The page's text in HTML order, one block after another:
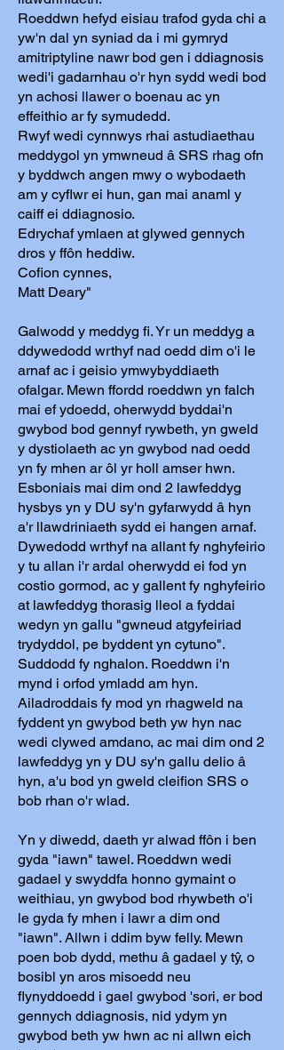
Roeddwn hefyd eisiau trafod gyda chi a
yw'n dal yn syniad da i mi gymryd
amitriptyline nawr bod gen i ddiagnosis
wedi'i gadarnhau o'r hyn sydd wedi bod
yn achosi llawer o boenau ac yn
effeithio ar fy symudedd.
Rwyf wedi cynnwys rhai astudiaethau
meddygol yn ymwneud â SRS rhag ofn
y byddwch angen mwy o wybodaeth
am y cyflwr ei hun, gan mai anaml y
caiff ei ddiagnosio.
Edrychaf ymlaen at glywed gennych
dros y ffôn heddiw.
Cofion cynnes,
Matt Deary"
Galwodd y meddyg fi. Yr un meddyg a
ddywedodd wrthyf nad oedd dim o'i le
arnaf ac i geisio ymwybyddiaeth
ofalgar. Mewn ffordd roeddwn yn falch
mai ef ydoedd, oherwydd byddai'n
gwybod bod gennyf rywbeth, yn gweld
y dystiolaeth ac yn gwybod nad oedd
yn fy mhen ar ôl yr holl amser hwn.
Esboniais mai dim ond 2 lawfeddyg
hysbys yn y DU sy'n gyfarwydd â hyn
a'r llawdriniaeth sydd ei hangen arnaf.
Dywedodd wrthyf na allant fy nghyfeirio
y tu allan i'r ardal oherwydd ei fod yn
costio gormod, ac y gallent fy nghyfeirio
at lawfeddyg thorasig lleol a fyddai
wedyn yn gallu "gwneud atgyfeiriad
trydyddol, pe byddent yn cytuno".
Suddodd fy nghalon. Roeddwn i'n
mynd i orfod ymladd am hyn.
Ailadroddais fy mod yn rhagweld na
fyddent yn gwybod beth yw hyn nac
wedi clywed amdano, ac mai dim ond 2
lawfeddyg yn y DU sy'n gallu delio â
hyn, a'u bod yn gweld cleifion SRS o
bob rhan o'r wlad.
Yn y diwedd, daeth yr alwad ffôn i ben
gyda "iawn" tawel. Roeddwn wedi
gadael y swyddfa honno gymaint o
weithiau, yn gwybod bod rhywbeth o'i
le gyda fy mhen i lawr a dim ond
"iawn". Allwn i ddim byw felly. Mewn
poen bob dydd, methu â gadael y tŷ, o
bosibl yn aros misoedd neu
flynyddoedd i gael gwybod 'sori, er bod
gennych ddiagnosis, nid ydym yn
gwybod beth yw hwn ac ni allwn eich